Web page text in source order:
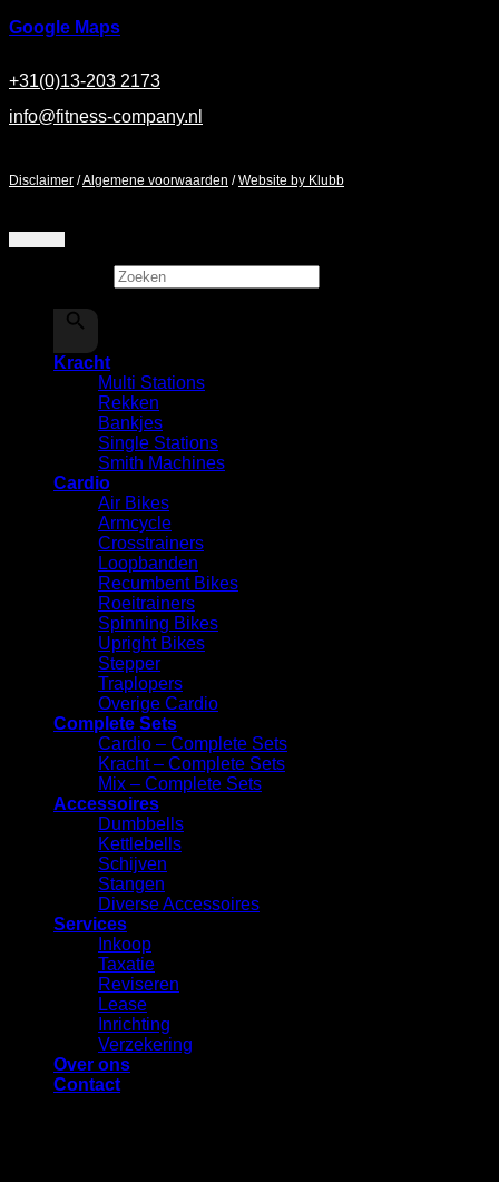
Google Maps
+31(0)13-203 2173
info@fitness-company.nl
Disclaimer /Algemene voorwaarden /Website by Klubb
Kracht
Multi Stations
Rekken
⁠Bankjes
Single Stations
Smith Machines
Cardio
Air Bikes
Armcycle
Crosstrainers
Loopbanden
Recumbent Bikes
Roeitrainers
Spinning Bikes
Upright Bikes
Stepper
Traplopers
Overige Cardio
Complete Sets
Cardio – Complete Sets
⁠Kracht – Complete Sets
Mix – Complete Sets
Accessoires
⁠Dumbbells
Kettlebells
⁠Schijven
Stangen
Diverse Accessoires
Services
Inkoop
Taxatie
Reviseren
Lease
Inrichting
Verzekering
Over ons
Contact